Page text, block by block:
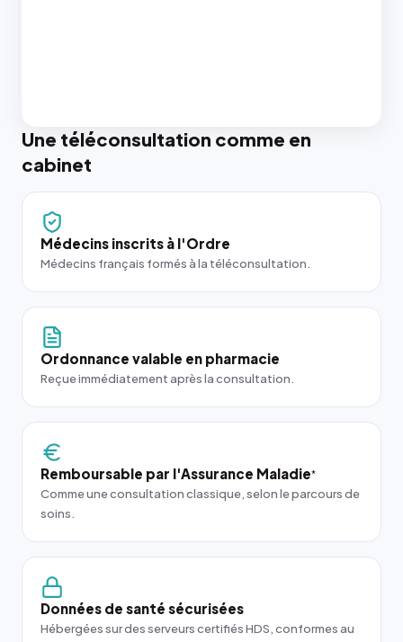
Une téléconsultation comme en
cabinet
Médecins inscrits à l'Ordre
Médecins français formés à la téléconsultation.
Ordonnance valable en pharmacie
Reçue immédiatement après la consultation.
Remboursable par l'Assurance Maladie*
Comme une consultation classique, selon le parcours de
soins.
Données de santé sécurisées
Hébergées sur des serveurs certifiés HDS, conformes au